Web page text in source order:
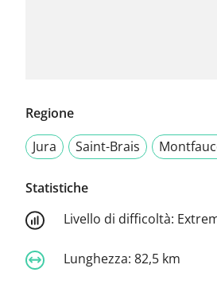
Regione
Jura
Saint-Brais
Statistiche
Livello di difficoltà:
Lunghezza: 82,5 km